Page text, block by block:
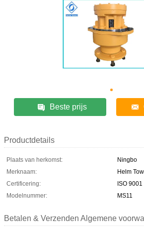
Beste prijs
Productdetails
Plaats van herkomst:
Ningbo
Merknaam:
Helm
Certificering:
ISO 9001
Modelnummer:
MS11
Betalen & Verzenden Algemene